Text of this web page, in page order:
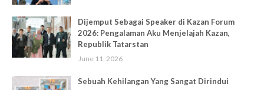
Dijemput Sebagai Speaker di Kazan Forum
2026: Pengalaman Aku Menjelajah Kazan,
Republik Tatarstan
June 11, 2026
Sebuah Kehilangan Yang Sangat Dirindui